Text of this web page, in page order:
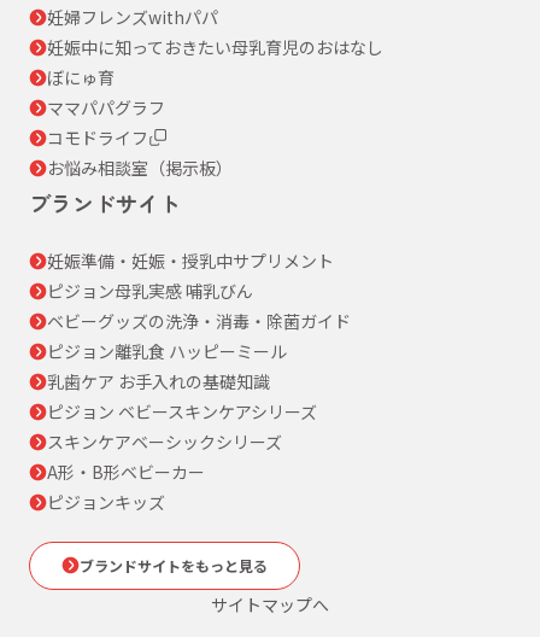
妊婦フレンズwithパパ
妊娠中に知っておきたい母乳育児のおはなし
ぼにゅ育
ママパパグラフ
コモドライフ
お悩み相談室（掲示板）
ブランドサイト
妊娠準備・妊娠・授乳中サプリメント
ピジョン母乳実感 哺乳びん
ベビーグッズの洗浄・消毒・除菌ガイド
ピジョン離乳食 ハッピーミール
乳歯ケア お手入れの基礎知識
ピジョン ベビースキンケアシリーズ
スキンケアベーシックシリーズ
A形・B形ベビーカー
ピジョンキッズ
ブランドサイトをもっと見る
サイトマップへ